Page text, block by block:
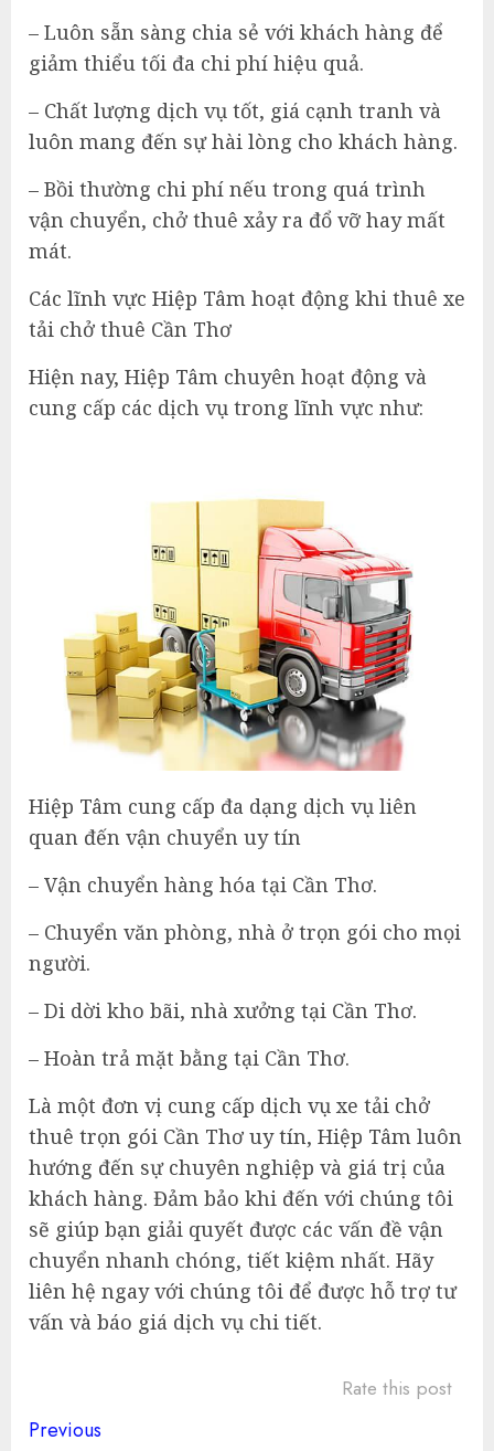
– Luôn sẵn sàng chia sẻ với khách hàng để
giảm thiểu tối đa chi phí hiệu quả.
– Chất lượng dịch vụ tốt, giá cạnh tranh và
luôn mang đến sự hài lòng cho khách hàng.
– Bồi thường chi phí nếu trong quá trình
vận chuyển, chở thuê xảy ra đổ vỡ hay mất
mát.
Các lĩnh vực Hiệp Tâm hoạt động khi thuê xe
tải chở thuê Cần Thơ
Hiện nay, Hiệp Tâm chuyên hoạt động và
cung cấp các dịch vụ trong lĩnh vực như:
Hiệp Tâm cung cấp đa dạng dịch vụ liên
quan đến vận chuyển uy tín
– Vận chuyển hàng hóa tại Cần Thơ.
– Chuyển văn phòng, nhà ở trọn gói cho mọi
người.
– Di dời kho bãi, nhà xưởng tại Cần Thơ.
– Hoàn trả mặt bằng tại Cần Thơ.
Là một đơn vị cung cấp dịch vụ xe tải chở
thuê trọn gói Cần Thơ uy tín, Hiệp Tâm luôn
hướng đến sự chuyên nghiệp và giá trị của
khách hàng. Đảm bảo khi đến với chúng tôi
sẽ giúp bạn giải quyết được các vấn đề vận
chuyển nhanh chóng, tiết kiệm nhất. Hãy
liên hệ ngay với chúng tôi để được hỗ trợ tư
vấn và báo giá dịch vụ chi tiết.
Rate this post
Continue
Previous